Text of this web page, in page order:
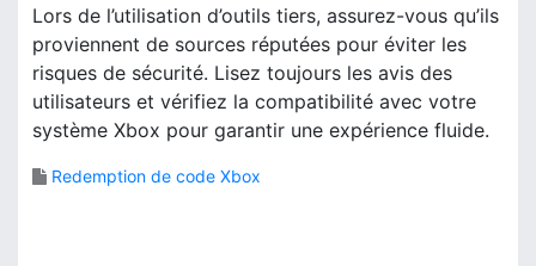
Lors de l’utilisation d’outils tiers, assurez-vous qu’ils
proviennent de sources réputées pour éviter les
risques de sécurité. Lisez toujours les avis des
utilisateurs et vérifiez la compatibilité avec votre
système Xbox pour garantir une expérience fluide.
Redemption de code Xbox